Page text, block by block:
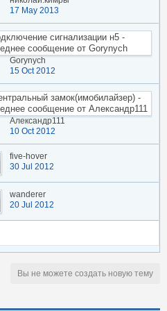
17 May 2013
Gorynych
15 Oct 2012
Александр111
10 Oct 2012
five-hover
30 Jul 2012
wanderer
20 Jul 2012
Вы не можете создать новую тему